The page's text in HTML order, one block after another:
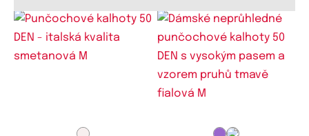
Dostupné velikosti: